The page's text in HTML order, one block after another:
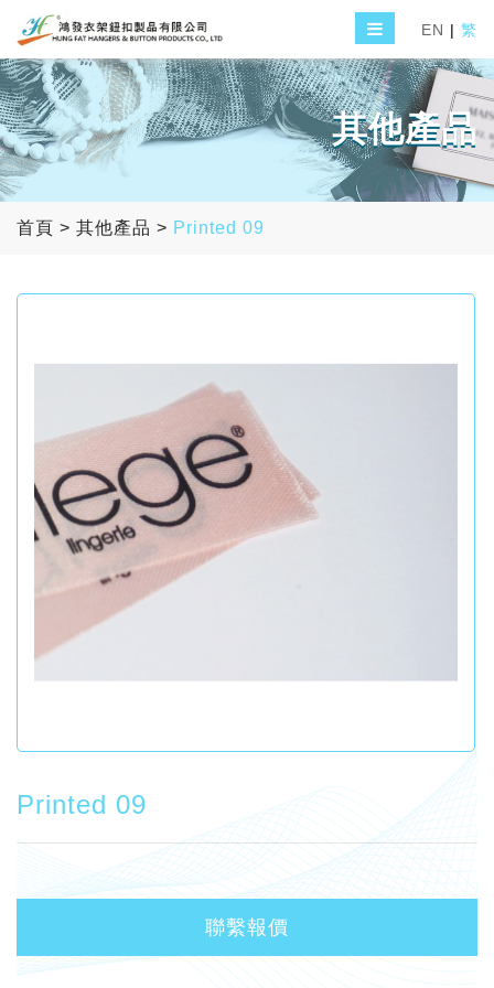
EN | 繁
其他產品
首頁 > 其他產品 > Printed 09
Printed 09
聯繫報價